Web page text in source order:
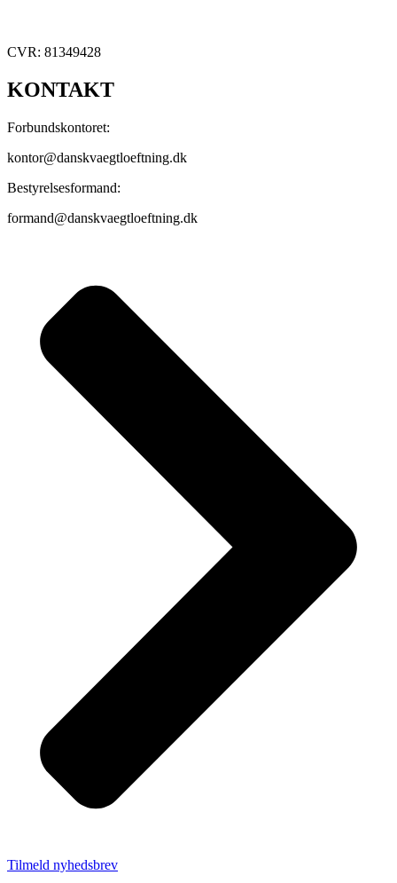
CVR: 81349428
KONTAKT
Forbundskontoret:
kontor@danskvaegtloeftning.dk
Bestyrelsesformand:
formand@danskvaegtloeftning.dk
Tilmeld nyhedsbrev